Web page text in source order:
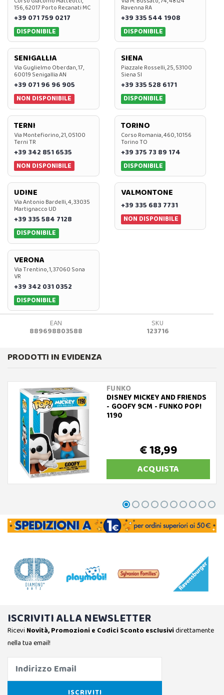
156, 62017 Porto Recanati MC
+39 071 759 0217
DISPONIBILE
Ravenna RA
+39 335 544 1908
DISPONIBILE
SENIGALLIA
Via Guglielmo Oberdan, 17,
60019 Senigallia AN
+39 071 96 96 905
NON DISPONIBILE
SIENA
Piazzale Rosselli, 25, 53100
Siena SI
+39 335 528 6171
DISPONIBILE
TERNI
Via Montefiorino, 21, 05100
Terni TR
+39 342 851 6535
NON DISPONIBILE
TORINO
Corso Romania, 460, 10156
Torino TO
+39 375 73 89 174
DISPONIBILE
UDINE
Via Antonio Bardelli, 4, 33035
Martignacco UD
+39 335 584 7128
DISPONIBILE
VALMONTONE
+39 335 683 7731
NON DISPONIBILE
VERONA
Via Trentino, 1, 37060 Sona
VR
+39 342 031 0352
DISPONIBILE
EAN
889698803588
SKU
123716
PRODOTTI IN EVIDENZA
FUNKO
DISNEY MICKEY AND FRIENDS
- GOOFY 9CM - FUNKO POP!
1190
€ 18,99
ACQUISTA
ISCRIVITI ALLA NEWSLETTER
Ricevi Novità, Promozioni e Codici Sconto esclusividirettamente
nella tua email!